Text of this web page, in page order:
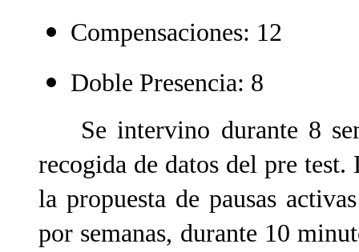
Compensaciones: 12
Doble Presencia: 8
Se intervino durante 8
recogida de datos del pre test.
la propuesta de pausas
por semanas, durante 10